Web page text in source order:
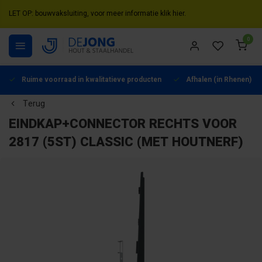
LET OP: bouwvaksluiting, voor meer informatie klik hier.
0
Ruime voorraad in kwalitatieve producten Afhalen (in Rhenen)
Terug
EINDKAP+CONNECTOR RECHTS VOOR
2817 (5ST) CLASSIC (MET HOUTNERF)